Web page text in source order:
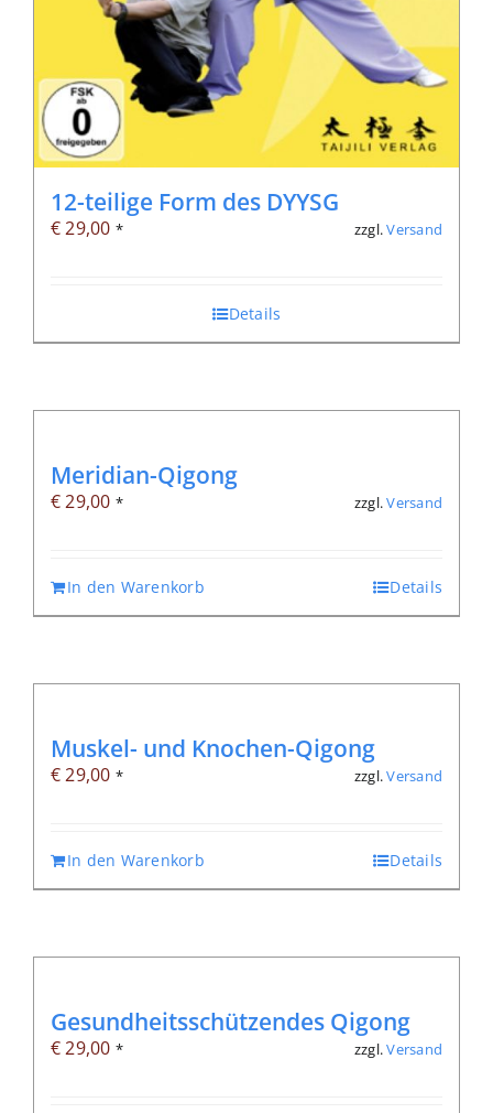
12-teilige Form des DYYSG
€29,00 * zzgl.Versand
Details
Meridian-Qigong
€29,00 * zzgl.Versand
In den Warenkorb Details
Muskel- und Knochen-Qigong
€29,00 * zzgl.Versand
In den Warenkorb Details
Gesundheitsschützendes Qigong
€29,00 * zzgl.Versand